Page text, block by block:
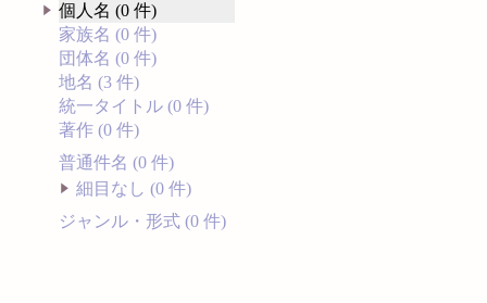
個人名 (0 件)
家族名 (0 件)
団体名 (0 件)
地名 (3 件)
統一タイトル (0 件)
著作 (0 件)
普通件名 (0 件)
細目なし (0 件)
ジャンル・形式 (0 件)